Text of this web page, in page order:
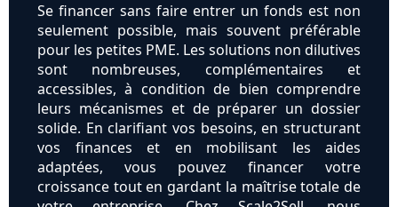
Se financer sans faire entrer un fonds est non
seulement possible, mais souvent préférable
pour les petites PME. Les solutions non dilutives
sont nombreuses, complémentaires et
accessibles, à condition de bien comprendre
leurs mécanismes et de préparer un dossier
solide. En clarifiant vos besoins, en structurant
vos finances et en mobilisant les aides
adaptées, vous pouvez financer votre
croissance tout en gardant la maîtrise totale de